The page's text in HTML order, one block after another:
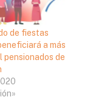
de fiestas
a más
pensionados de